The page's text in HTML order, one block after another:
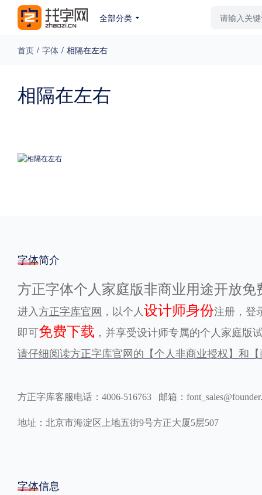
全部分类
免费下载 收费下载
格式
.TTF .OTF
地区
POP字体下载 字库打包下载 海报素材下载
字体新闻
首页 / 字体 / 相隔在左右
相隔在左右
字体简介
方正字体个人家庭版非商业用途开放免
进入 方正字库官网 ，以个人 设计师身份注册，登
即可免费下载 ，并享受设计师专属的个人家庭版
请仔细阅读方正字库官网的【个人非商业授权】和
方正字库客服电话：4006-516763 邮箱：
地址：北京市海淀区上地五街9号方正大厦5层507
字体信息